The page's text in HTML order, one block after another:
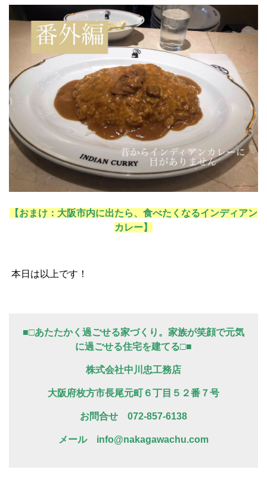
【おまけ：大阪市内に出たら、食べたくなるインディアン
カレー】
本日は以上です！
■□あたたかく過ごせる家づくり。家族が笑顔で元気
に過ごせる住宅を建てる□■
株式会社中川忠工務店
大阪府枚方市長尾元町６丁目５２番７号
お問合せ 072-857-6138
メール info@nakagawachu.com